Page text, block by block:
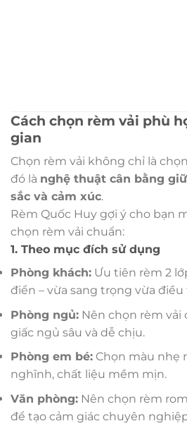
Cách chọn rèm vải phù
gian
Chọn rèm vải không chỉ là
đó là nghệ thuật cân bằng
sắc và cảm xúc.
Rèm Quốc Huy gợi ý cho bạn
chọn rèm vải chuẩn:
1. Theo mục đích sử dụng
Phòng khách: Ưu tiên rèm 2
điển – vừa sang trọng vừa
Phòng ngủ: Nên chọn rèm vải
giấc ngủ sâu và dễ chịu.
Phòng em bé: Chọn màu nhẹ
nghĩnh, chất liệu mềm mịn.
Văn phòng: Nên chọn rèm
để tạo cảm giác chuyên